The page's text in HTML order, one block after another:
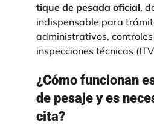
tique de pesada oficial,
indispensable para
administrativos,
inspecciones técnicas
¿Cómo funcionan
de pesaje y es
cita?